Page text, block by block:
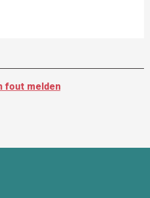
fout melden